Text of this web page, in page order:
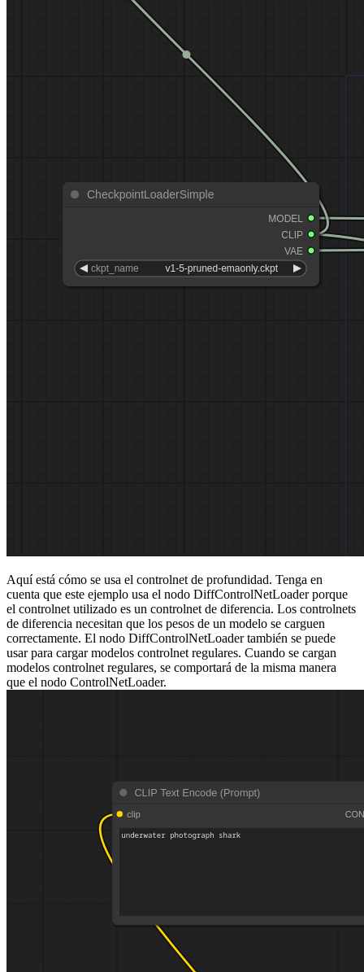
Aquí está cómo se usa el controlnet de profundidad. Tenga en
cuenta que este ejemplo usa el nodo DiffControlNetLoader porque
el controlnet utilizado es un controlnet de diferencia. Los controlnets
de diferencia necesitan que los pesos de un modelo se carguen
correctamente. El nodo DiffControlNetLoader también se puede
usar para cargar modelos controlnet regulares. Cuando se cargan
modelos controlnet regulares, se comportará de la misma manera
que el nodo ControlNetLoader.